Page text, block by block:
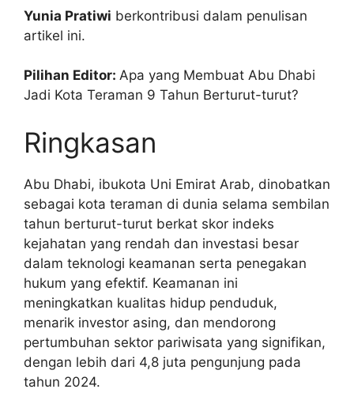
Yunia Pratiwi berkontribusi dalam penulisan
artikel ini.
Pilihan Editor: Apa yang Membuat Abu Dhabi
Jadi Kota Teraman 9 Tahun Berturut-turut?
Ringkasan
Abu Dhabi, ibukota Uni Emirat Arab, dinobatkan
sebagai kota teraman di dunia selama sembilan
tahun berturut-turut berkat skor indeks
kejahatan yang rendah dan investasi besar
dalam teknologi keamanan serta penegakan
hukum yang efektif. Keamanan ini
meningkatkan kualitas hidup penduduk,
menarik investor asing, dan mendorong
pertumbuhan sektor pariwisata yang signifikan,
dengan lebih dari 4,8 juta pengunjung pada
tahun 2024.